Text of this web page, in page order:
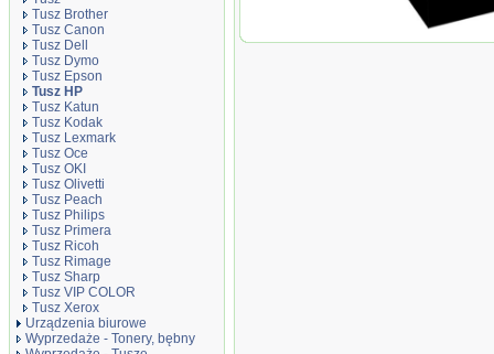
Tusz Brother
Tusz Canon
Tusz Dell
Tusz Dymo
Tusz Epson
Tusz HP
Tusz Katun
Tusz Kodak
Tusz Lexmark
Tusz Oce
Tusz OKI
Tusz Olivetti
Tusz Peach
Tusz Philips
Tusz Primera
Tusz Ricoh
Tusz Rimage
Tusz Sharp
Tusz VIP COLOR
Tusz Xerox
Urządzenia biurowe
Wyprzedaże - Tonery, bębny
Tusz JetWorld